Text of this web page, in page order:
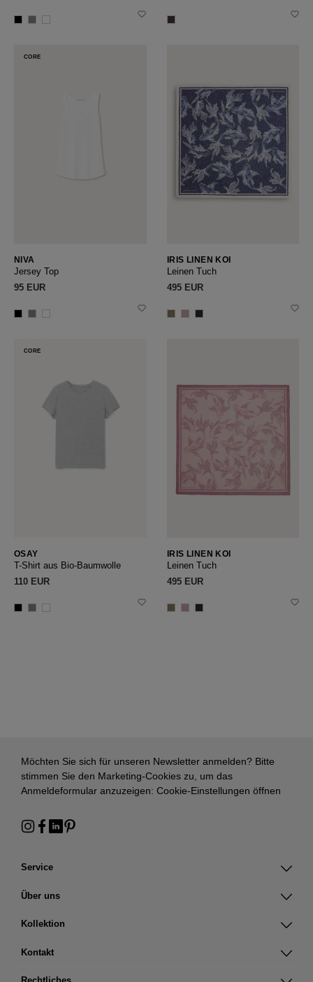
CORE
NIVA
Jersey Top
95 EUR
IRIS LINEN KOI
Leinen Tuch
495 EUR
CORE
OSAY
T-Shirt aus Bio-Baumwolle
110 EUR
IRIS LINEN KOI
Leinen Tuch
495 EUR
Service
Über uns
Kollektion
Kontakt
Möchten Sie sich für unseren Newsletter anmelden? Bitte
stimmen Sie den Marketing-Cookies zu, um das
Anmeldeformular anzuzeigen: Cookie-Einstellungen öffnen